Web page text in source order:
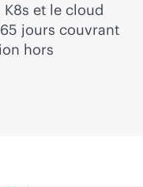
et le cloud
jours couvrant
hors